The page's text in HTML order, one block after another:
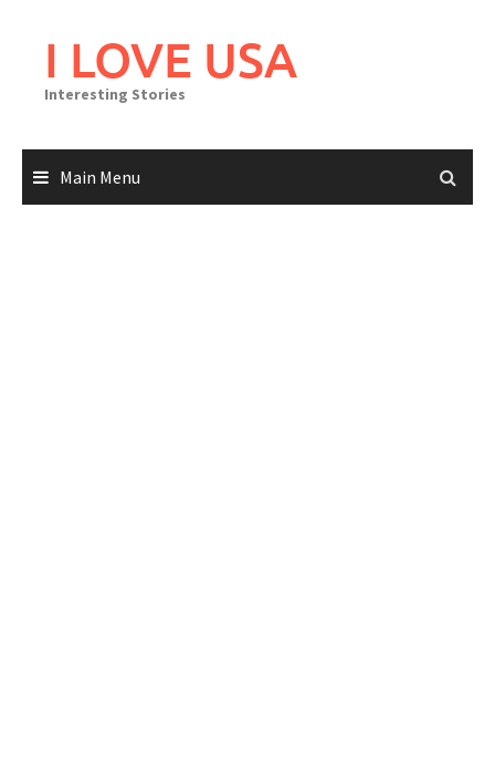
I LOVE USA
Interesting Stories
Main Menu